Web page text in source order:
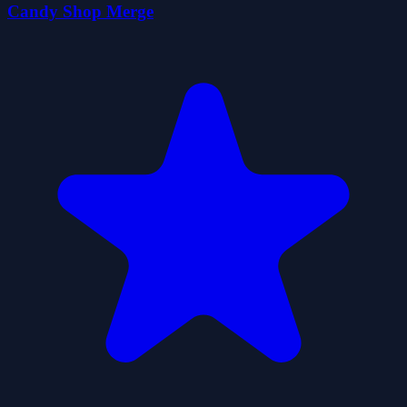
Candy Shop Merge